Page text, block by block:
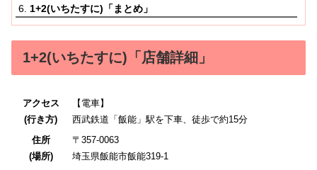
1+2(いちたすに)「まとめ」
1+2(いちたすに)「店舗詳細」
アクセス
(行き方)
【電車】
西武鉄道「飯能」駅を下車、徒歩で約15分
住所
(場所)
〒357-0063
埼玉県飯能市飯能319-1